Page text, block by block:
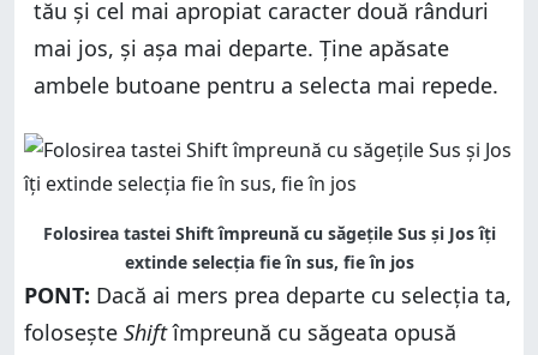
tău și cel mai apropiat caracter două rânduri
mai jos, și așa mai departe. Ține apăsate
ambele butoane pentru a selecta mai repede.
Folosirea tastei Shift împreună cu săgețile Sus și Jos îți
extinde selecția fie în sus, fie în jos
PONT: Dacă ai mers prea departe cu selecția ta,
folosește Shiftîmpreună cu săgeata opusă